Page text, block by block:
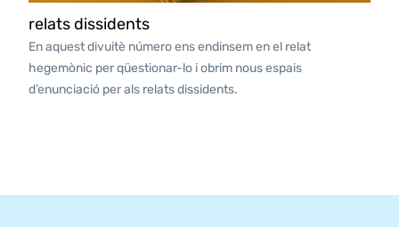
relats dissidents
En aquest divuitè número ens endinsem en el relat
hegemònic per qüestionar-lo i obrim nous espais
d’enunciació per als relats dissidents.